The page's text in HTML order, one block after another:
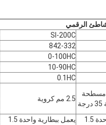
الرقمي
SI-200C
842-332
0-100HC
10-90HC
0.1HC
مسطحة
2.5 مم كروية
يعمل ببطارية واحدة 1.5
يعمل ببطارية واحدة 1.5